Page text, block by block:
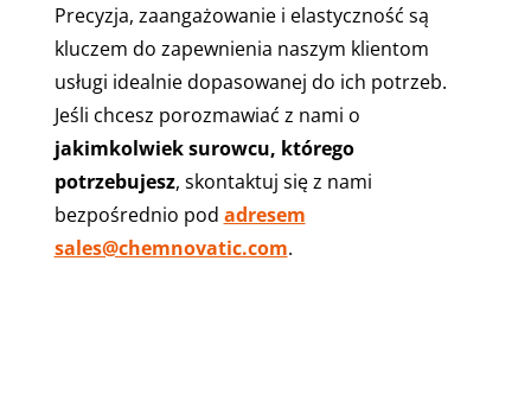
Precyzja, zaangażowanie i elastyczność są
kluczem do zapewnienia naszym klientom
usługi idealnie dopasowanej do ich potrzeb.
Jeśli chcesz porozmawiać z nami o
jakimkolwiek surowcu, którego
potrzebujesz, skontaktuj się z nami
bezpośrednio pod adresem
sales@chemnovatic.com.